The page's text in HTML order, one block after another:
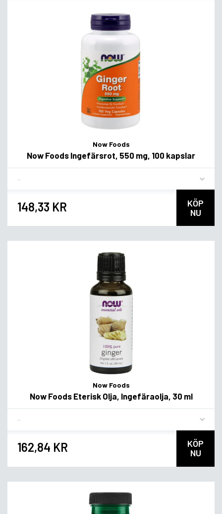
Now Foods
Now Foods Ingefärsrot, 550 mg, 100 kapslar
148,33 KR
KÖP
NU
Now Foods
Now Foods Eterisk Olja, Ingefäraolja, 30 ml
162,84 KR
KÖP
NU